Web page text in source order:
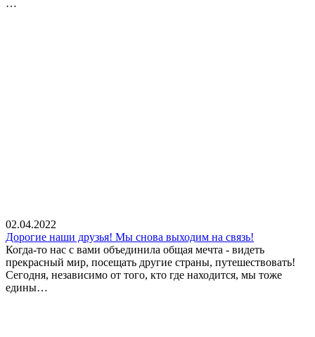
…
02.04.2022
Дорогие наши друзья! Мы снова выходим на связь!
Когда-то нас с вами объединила общая мечта - видеть
прекрасный мир, посещать другие страны, путешествовать!
Сегодня, независимо от того, кто где находится, мы тоже
едины…